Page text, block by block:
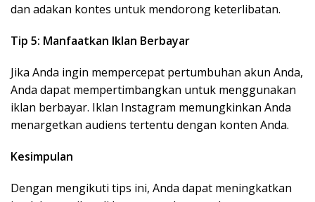
dan adakan kontes untuk mendorong keterlibatan.
Tip 5: Manfaatkan Iklan Berbayar
Jika Anda ingin mempercepat pertumbuhan akun Anda,
Anda dapat mempertimbangkan untuk menggunakan
iklan berbayar. Iklan Instagram memungkinkan Anda
menargetkan audiens tertentu dengan konten Anda.
Kesimpulan
Dengan mengikuti tips ini, Anda dapat meningkatkan